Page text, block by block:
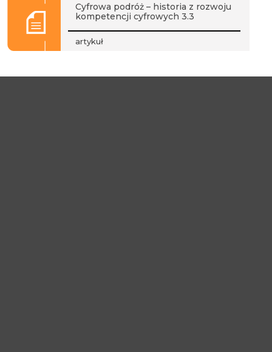
Cyfrowa podróż – historia z rozwoju
kompetencji cyfrowych 3.3
artykuł